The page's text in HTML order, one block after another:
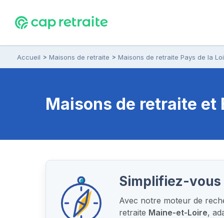
Accueil Maisons de retraite Maisons de retraite Pays de la
Maisons de retraite et
Simplifiez-vous
Avec notre moteur de
retraite Maine-et-Loire,